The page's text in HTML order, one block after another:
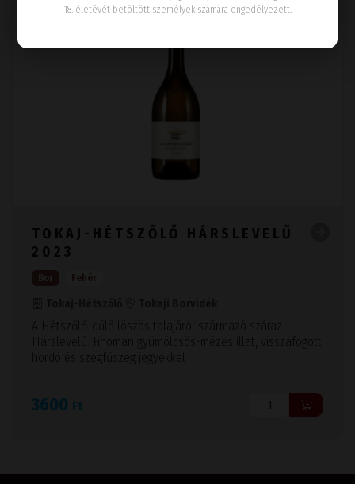
TOKAJ-HÉTSZŐLŐ HÁRSLEVELŰ
2023
A Hétszőlő-dűlő löszös talajáról származó száraz
Hárslevelű. Finoman gyümölcsös-mézes illat, visszafogott
hordó és szegfűszeg jegyekkel
3600 Ft
18. életévét betöltött személyek számára engedélyezett.